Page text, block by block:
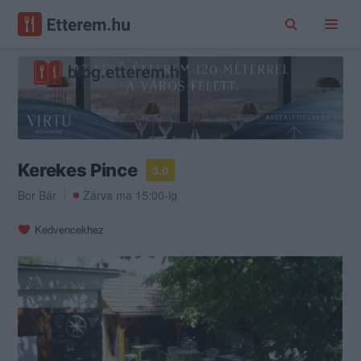
Kerekes Pince
3.0
Bor Bár
Zárva ma 15:00-ig
Kedvencekhez